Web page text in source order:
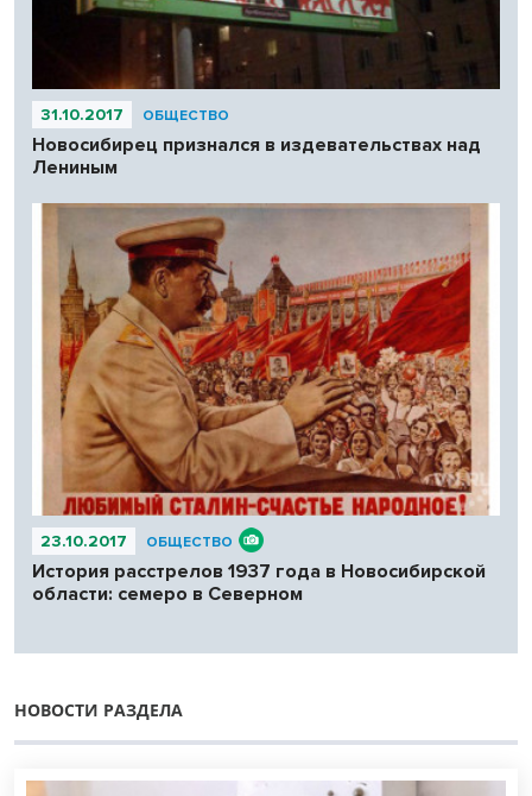
31.10.2017 ОБЩЕСТВО
Новосибирец признался в издевательствах над
Лениным
23.10.2017 ОБЩЕСТВО
История расстрелов 1937 года в Новосибирской
области: семеро в Северном
НОВОСТИ РАЗДЕЛА